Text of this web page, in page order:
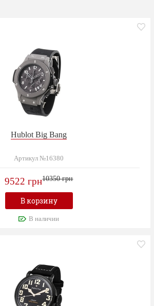
Hublot Big Bang
Артикул №16380
9522 грн10350 грн
В корзину
В наличии